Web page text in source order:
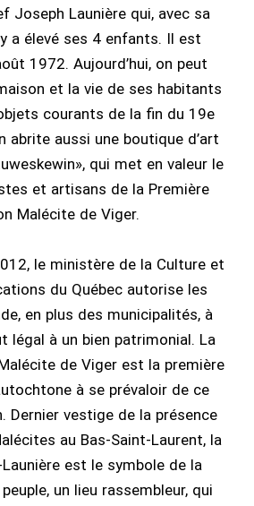
Joseph Launière qui, avec sa
a élevé ses 4 enfants. Il est
1972. Aujourd’hui, on peut
et la vie de ses habitants
courants de la fin du 19e
abrite aussi une boutique d’art
qui met en valeur le
et artisans de la Première
Malécite de Viger.
le ministère de la Culture et
du Québec autorise les
en plus des municipalités, à
légal à un bien patrimonial. La
de Viger est la première
à se prévaloir de ce
Dernier vestige de la présence
au Bas-Saint-Laurent, la
est le symbole de la
peuple, un lieu rassembleur, qui